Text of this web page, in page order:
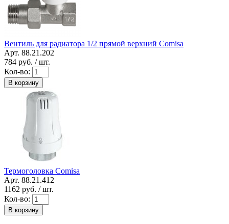
Вентиль для радиатора 1/2 прямой верхний Comisa
Арт. 88.21.202
784 руб. / шт.
Кол-во:
В корзину
Термоголовка Comisa
Арт. 88.21.412
1162 руб. / шт.
Кол-во:
В корзину